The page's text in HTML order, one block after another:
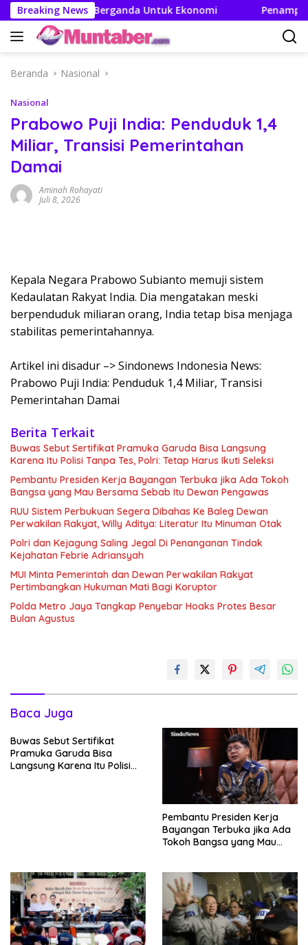
Langsung
ke
konten
Breaking News
Efek Berganda Untuk Ekonomi Penampilan
Beranda Nasional
Nasional
Prabowo Puji India: Penduduk 1,4
Miliar, Transisi Pemerintahan
Damai
Aminah Rohayati
Juli 8, 2026
Kepala Negara Prabowo Subianto memuji sistem
Kedaulatan Rakyat India. Dia mengatakan meski
berpenduduk miliaran orang, India tetap bisa menjaga
stabilitas pemerintahannya.
Artikel ini disadur –> Sindonews Indonesia News:
Prabowo Puji India: Penduduk 1,4 Miliar, Transisi
Pemerintahan Damai
Berita Terkait
Buwas Sebut Sertifikat Pramuka Garuda Bisa Langsung
Karena Itu Polisi Tanpa Tes, Polri: Tetap Harus Ikuti Seleksi
Pembantu Presiden Kerja Bayangan Terbuka jika Ada Tokoh
Bangsa yang Mau Bersama Sebab Itu Dewan Pengawas
RUU Sistem Perbukuan Segera Dibahas Ke Baleg Dewan
Perwakilan Rakyat, Willy Aditya: Literatur Itu Minuman Otak
Polri dan Kejagung Saling Jegal Di Penanganan Tindak
Kejahatan Febrie Adriansyah
MUI Minta Pemerintah dan Dewan Perwakilan Rakyat
Pertimbangkan Hukuman Mati Bagi Koruptor
Polda Metro Jaya Tangkap Penyebar Hoaks Protes Besar
Bulan Agustus
Baca Juga
Buwas Sebut Sertifikat
Pramuka Garuda Bisa
Langsung Karena Itu Polisi
Pembantu Presiden Kerja
Bayangan Terbuka jika Ada
Tokoh Bangsa yang Mau